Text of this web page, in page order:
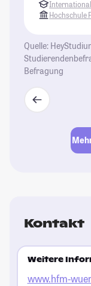
Hochschule
Quelle:
Befragung
Kontakt
Weitere
www.hfm-